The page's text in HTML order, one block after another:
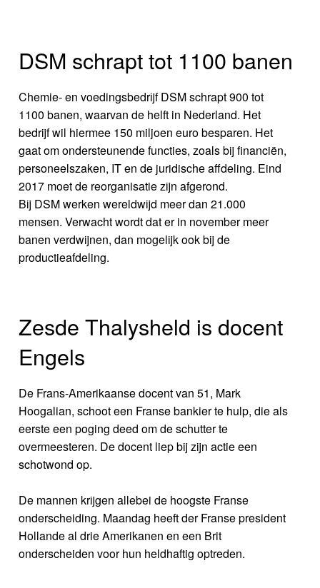
DSM schrapt tot 1100 banen
Chemie- en voedingsbedrijf DSM schrapt 900 tot
1100 banen, waarvan de helft in Nederland. Het
bedrijf wil hiermee 150 miljoen euro besparen. Het
gaat om ondersteunende functies, zoals bij financiën,
personeelszaken, IT en de juridische affdeling. Eind
2017 moet de reorganisatie zijn afgerond.
Bij DSM werken wereldwijd meer dan 21.000
mensen. Verwacht wordt dat er in november meer
banen verdwijnen, dan mogelijk ook bij de
productieafdeling.
Zesde Thalysheld is docent
Engels
De Frans-Amerikaanse docent van 51, Mark
Hoogalian, schoot een Franse bankier te hulp, die als
eerste een poging deed om de schutter te
overmeesteren. De docent liep bij zijn actie een
schotwond op.
De mannen krijgen allebei de hoogste Franse
onderscheiding. Maandag heeft der Franse president
Hollande al drie Amerikanen en een Brit
onderscheiden voor hun heldhaftig optreden.